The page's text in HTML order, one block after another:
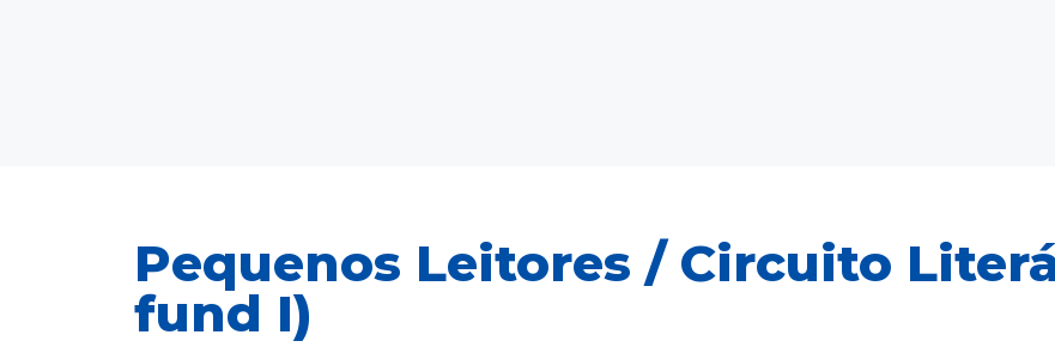
Pequenos Leitores / Circuito
fund I)